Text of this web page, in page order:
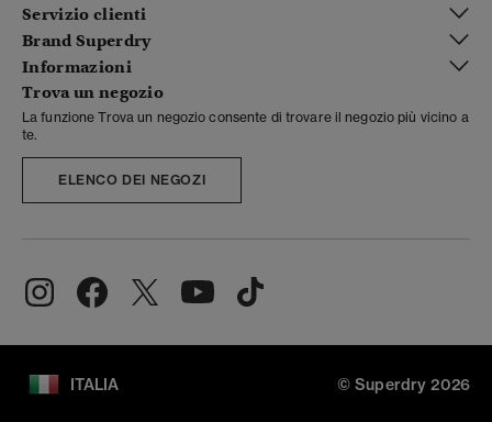
Servizio clienti
Brand Superdry
Informazioni
Trova un negozio
La funzione Trova un negozio consente di trovare il negozio più vicino a
te.
ELENCO DEI NEGOZI
ITALIA © Superdry 2026